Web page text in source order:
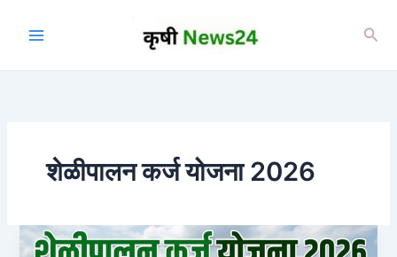
शेळीपालन कर्ज योजना 2026